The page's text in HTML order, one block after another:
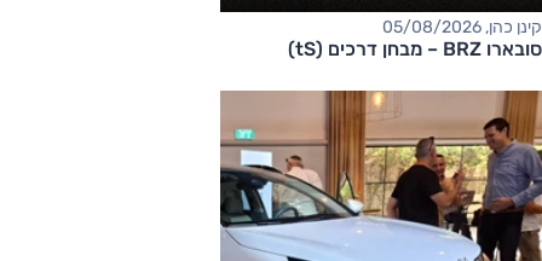
קינן כהן, 05/08/2026
סובארו BRZ – מבחן דרכים (tS)